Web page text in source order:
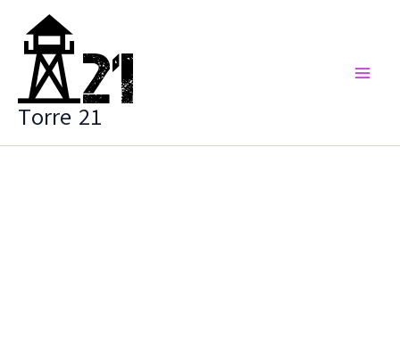
contenuto
Torre 21